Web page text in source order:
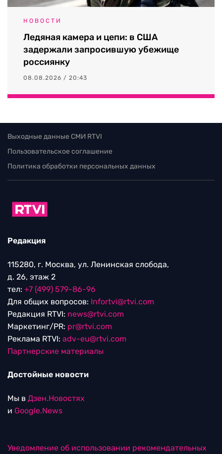
НОВОСТИ
Ледяная камера и цепи: в США
задержали запросившую убежище
россиянку
08.08.2026 / 20:43
Выходные данные СМИ RTVI
Пользовательское соглашение
Политика обработки персональных данных
Редакция
115280, г. Москва, ул. Ленинская слобода,
д. 26, этаж 2
тел: +7 (499) 579-86-96
Для общих вопросов: Infortvi@rtvi.com
Редакция RTVI: news@rtvi.com
Маркетинг/PR: pr@rtvi.com
Реклама RTVI: adv-eu@rtvi.com
Партнерские материалы
Достойные новости
Мы в Дзен.Новостях
и Google.News
Уведомление об использовании рекомендательных